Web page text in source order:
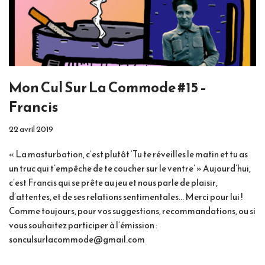
Mon Cul Sur La Commode #15 –
Francis
22 avril 2019
« La masturbation, c’est plutôt ‘Tu te réveilles le matin et tu as
un truc qui t’empêche de te coucher sur le ventre’ » Aujourd’hui,
c’est Francis qui se prête au jeu et nous parle de plaisir,
d’attentes, et de ses relations sentimentales… Merci pour lui !
Comme toujours, pour vos suggestions, recommandations, ou si
vous souhaitez participer à l’émission :
sonculsurlacommode@gmail.com